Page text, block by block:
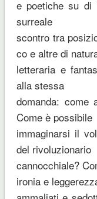
e poetiche su di
surreale
scontro tra
co e altre di
letteraria e
alla stessa
domanda: come
Come è possibile
immaginarsi il
del rivoluzionario
cannocchiale?
ironia e